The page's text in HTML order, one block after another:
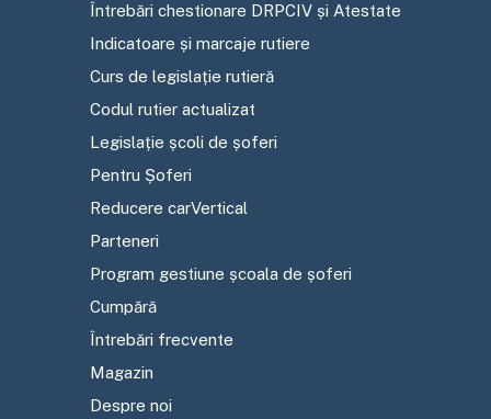
Întrebări chestionare DRPCIV și Atestate
Indicatoare și marcaje rutiere
Curs de legislație rutieră
Codul rutier actualizat
Legislație școli de șoferi
Pentru Șoferi
Reducere carVertical
Parteneri
Program gestiune școala de șoferi
Cumpără
Întrebări frecvente
Magazin
Despre noi